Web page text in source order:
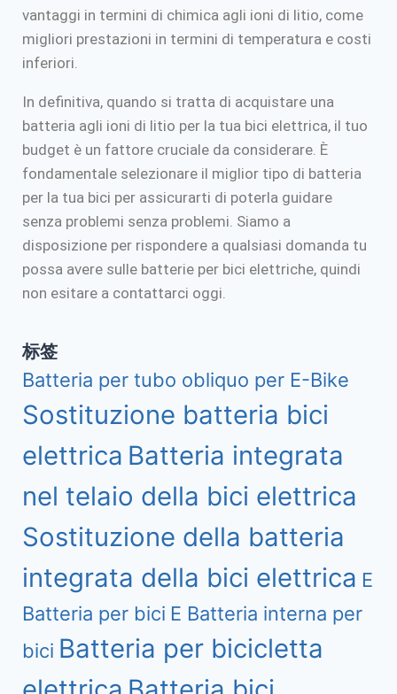
vantaggi in termini di chimica agli ioni di litio, come
migliori prestazioni in termini di temperatura e costi
inferiori.
In definitiva, quando si tratta di acquistare una
batteria agli ioni di litio per la tua bici elettrica, il tuo
budget è un fattore cruciale da considerare. È
fondamentale selezionare il miglior tipo di batteria
per la tua bici per assicurarti di poterla guidare
senza problemi senza problemi. Siamo a
disposizione per rispondere a qualsiasi domanda tu
possa avere sulle batterie per bici elettriche, quindi
non esitare a contattarci oggi.
标签
Batteria per tubo obliquo per E-Bike
Sostituzione batteria bici
elettrica Batteria integrata
nel telaio della bici elettrica
Sostituzione della batteria
integrata della bici elettrica E
Batteria per bici E Batteria interna per
bici Batteria per bicicletta